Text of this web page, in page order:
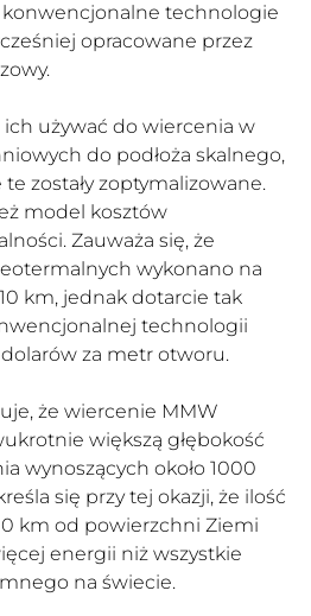
technologie
opracowane przez
używać do wiercenia w
do podłoża skalnego,
zostały zoptymalizowane.
model kosztów
Zauważa się, że
wykonano na
km, jednak dotarcie tak
technologii
za metr otworu.
że wiercenie MMW
większą głębokość
wynoszących około 1000
się przy tej okazji, że ilość
km od powierzchni Ziemi
energii niż wszystkie
na świecie.